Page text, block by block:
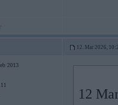
12. Mar 2026,
2013
12